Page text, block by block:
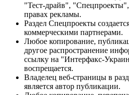
"Тест-драйв",
правах рекламы.
Раздел Спецпроекты
коммерческими партнерами.
Любое копирование,
другое распространение
ссылку на "Интерфакс-
воспрещается.
Владелец веб-страницы в
является автор публикации.